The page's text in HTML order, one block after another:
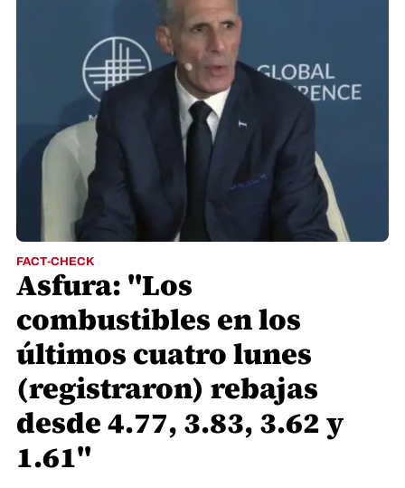
FACT-CHECK
Asfura: "Los
combustibles en los
últimos cuatro lunes
(registraron) rebajas
desde 4.77, 3.83, 3.62 y
1.61"